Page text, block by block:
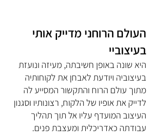
העולם הרוחני מדייק אותי
בעיצוביי
היא שונה באופן חשיבתה, מעיזה ונועזת
בעיצוביה ויודעת לאבחן את לקוחותיה
מתוך עולם הרוח והתקשור המסייע לה
לדייק את אופיו של הלקוח, רצונותיו וסגנון
העיצוב המועדף עליו אל תוך תהליך
עבודתה כאדריכלית ומעצבת פנים.